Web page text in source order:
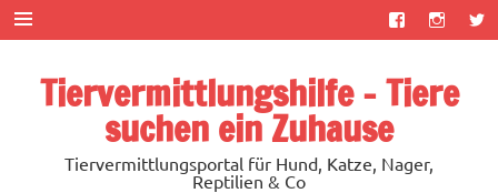
Zum
Inhalt
springen
Tiervermittlungshilfe – Tiere
suchen ein Zuhause
Tiervermittlungsportal für Hund, Katze, Nager,
Reptilien & Co